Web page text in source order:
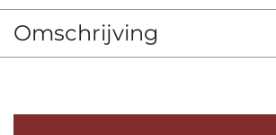
Omschrijving